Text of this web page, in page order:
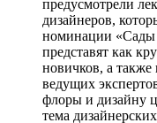
предусмотрели
дизайнеров,
номинации
представят как
новичков, а также
ведущих
флоры и дизайну
тема